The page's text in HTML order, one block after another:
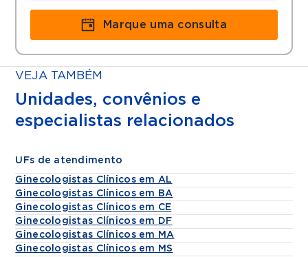
Marque uma consulta
VEJA TAMBÉM
Unidades, convênios e
especialistas relacionados
UFs de atendimento
Ginecologistas Clínicos em AL
Ginecologistas Clínicos em BA
Ginecologistas Clínicos em CE
Ginecologistas Clínicos em DF
Ginecologistas Clínicos em MA
Ginecologistas Clínicos em MS